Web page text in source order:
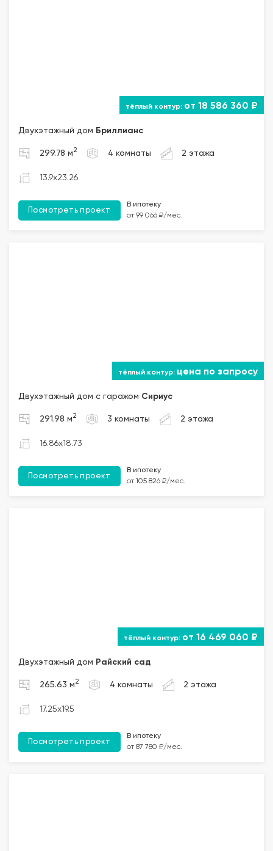
от 18 586 360 ₽
Двухэтажный дом Бриллианс
299.78 м 2 4 комнаты 2 этажа
13.9x23.26
Посмотреть проект
В ипотеку
от 99 066 ₽/мес.
цена по запросу
Двухэтажный дом с гаражом Сириус
291.98 м 2 3 комнаты 2 этажа
16.86x18.73
Посмотреть проект
В ипотеку
от 105 826 ₽/мес.
от 16 469 060 ₽
Двухэтажный дом Райский сад
265.63 м 2 4 комнаты 2 этажа
17.25x19.5
Посмотреть проект
В ипотеку
от 87 780 ₽/мес.